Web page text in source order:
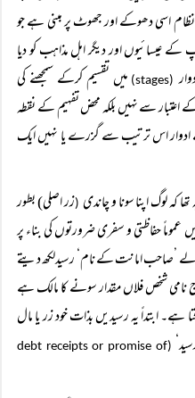
نظام اسی دھوکے اور جھوٹ پر مبنی ہے جو
عیسائیوں اور دیگر اہل مذاہب کو دیا
(stages)
میں تقسیم کرکے سمجھنے کی
اعتبار سے نہیں بلکہ محض تفہیم کے نقطہ
ادوار اس ترتیب سے گزرے یا نہیں ایک
کہ لوگ اپنا سونا و چاندی (زر اصلی) بطور
حفاظتی و سفری ضرورتوں کی بناء پر
’صاحب امانت کے نام‘ رسیدلکھ دیتے
نامی شخص فلاں مقدار سونے کا مالک ہے
یہ رسیدیں بذات خود زر یا مال
(debt receipts or promise of